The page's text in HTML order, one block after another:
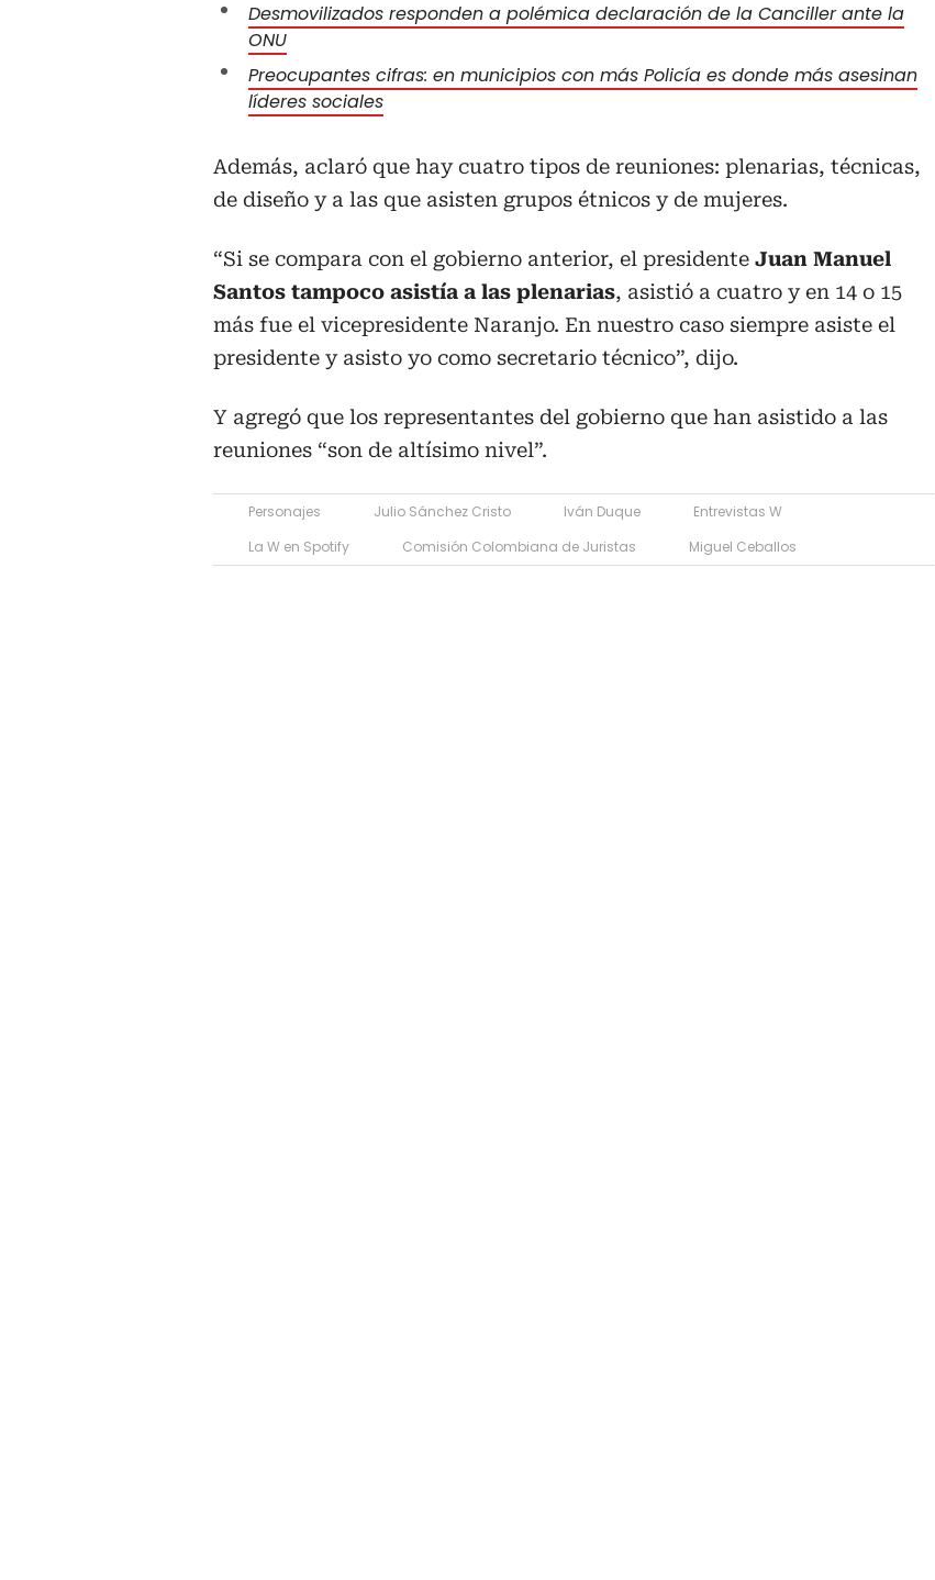
Desmovilizados responden a polémica declaración de la Canciller ante la
ONU
Preocupantes cifras: en municipios con más Policía es donde más asesinan
líderes sociales
Además, aclaró que hay cuatro tipos de reuniones: plenarias, técnicas,
de diseño y a las que asisten grupos étnicos y de mujeres.
“Si se compara con el gobierno anterior, el presidente Juan Manuel
Santos tampoco asistía a las plenarias, asistió a cuatro y en 14 o 15
más fue el vicepresidente Naranjo. En nuestro caso siempre asiste el
presidente y asisto yo como secretario técnico”, dijo.
Y agregó que los representantes del gobierno que han asistido a las
reuniones “son de altísimo nivel”.
Personajes Julio Sánchez Cristo Iván Duque
Entrevistas W
La W en Spotify
Comisión Colombiana de Juristas Miguel Ceballos